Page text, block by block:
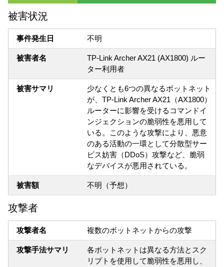
被害状況
事件発生日 不明
被害者名
TP-Link Archer AX21 (AX1800) ルー
ター利用者
被害サマリ
少なくとも6つの異なるボットネット
が、TP-Link Archer AX21（AX1800）
ルーターに影響を受けるコマンドイ
ンジェクションの脆弱性を悪用して
いる。このような攻撃により、悪意
のある活動の一環として分散型サー
ビス妨害（DDoS）攻撃など、脆弱
なデバイスが悪用されている。
被害額 不明（予想）
攻撃者
攻撃者名 複数のボットネットからの攻撃
攻撃手法サマリ
各ボットネットは異なる方法とスク
リプトを使用して脆弱性を悪用し、